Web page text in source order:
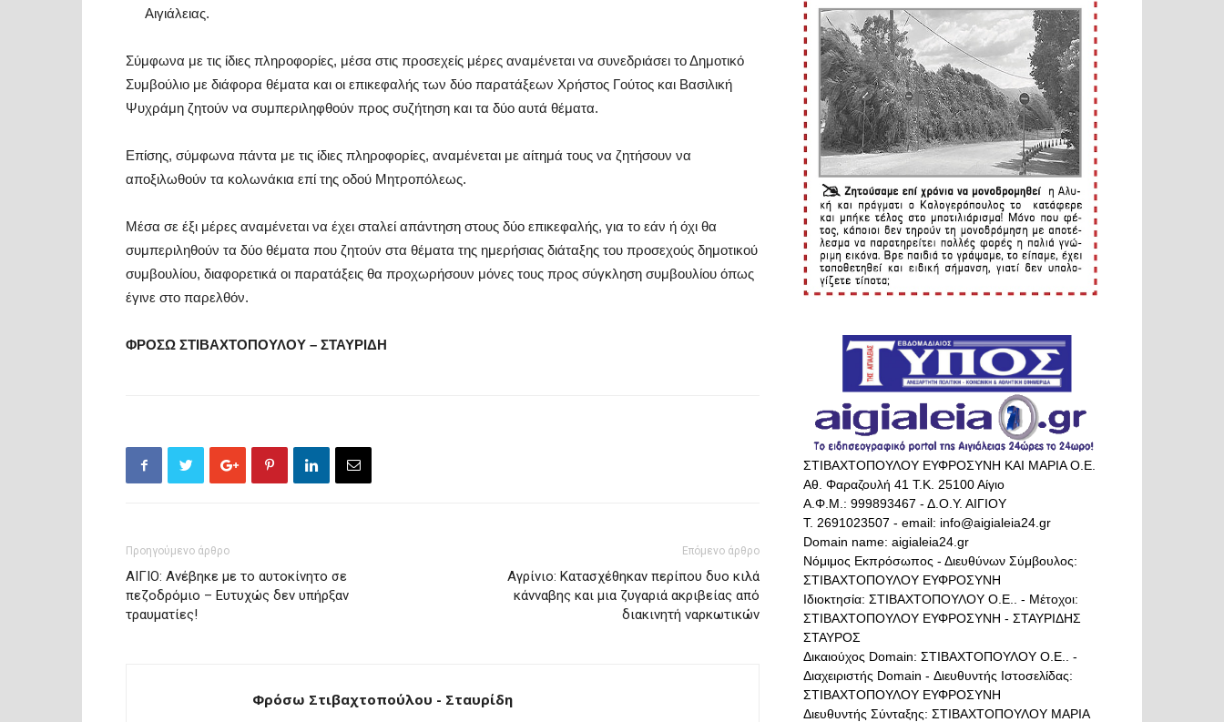
Αιγιάλειας.
Σύμφωνα με τις ίδιες πληροφορίες, μέσα στις προσεχείς μέρες αναμένεται να συνεδριάσει το Δημοτικό
Συμβούλιο με διάφορα θέματα και οι επικεφαλής των δύο παρατάξεων Χρήστος Γούτος και Βασιλική
Ψυχράμη ζητούν να συμπεριληφθούν προς συζήτηση και τα δύο αυτά θέματα.
Επίσης, σύμφωνα πάντα με τις ίδιες πληροφορίες, αναμένεται με αίτημά τους να ζητήσουν να
αποξιλωθούν τα κολωνάκια επί της οδού Μητροπόλεως.
Μέσα σε έξι μέρες αναμένεται να έχει σταλεί απάντηση στους δύο επικεφαλής, για το εάν ή όχι θα
συμπεριληθούν τα δύο θέματα που ζητούν στα θέματα της ημερήσιας διάταξης του προσεχούς δημοτικού
συμβουλίου, διαφορετικά οι παρατάξεις θα προχωρήσουν μόνες τους προς σύγκληση συμβουλίου όπως
έγινε στο παρελθόν.
ΦΡΟΣΩ ΣΤΙΒΑΧΤΟΠΟΥΛΟΥ – ΣΤΑΥΡΙΔΗ
Προηγούμενο άρθρο
ΑΙΓΙΟ: Ανέβηκε με το αυτοκίνητο σε
πεζοδρόμιο – Ευτυχώς δεν υπήρξαν
τραυματίες!
Επόμενο άρθρο
Αγρίνιο: Κατασχέθηκαν περίπου δυο κιλά
κάνναβης και μια ζυγαριά ακριβείας από
διακινητή ναρκωτικών
Φρόσω Στιβαχτοπούλου - Σταυρίδη
ΣΤΙΒΑΧΤΟΠΟΥΛΟΥ ΕΥΦΡΟΣΥΝΗ ΚΑΙ ΜΑΡΙΑ Ο.Ε.
Αθ. Φαραζουλή 41 Τ.Κ. 25100 Αίγιο
Α.Φ.Μ.: 999893467 - Δ.Ο.Υ. ΑΙΓΙΟΥ
Τ. 2691023507 - email: info@aigialeia24.gr
Domain name: aigialeia24.gr
Νόμιμος Εκπρόσωπος - Διευθύνων Σύμβουλος:
ΣΤΙΒΑΧΤΟΠΟΥΛΟΥ ΕΥΦΡΟΣΥΝΗ
Ιδιοκτησία: ΣΤΙΒΑΧΤΟΠΟΥΛΟΥ Ο.Ε.. - Μέτοχοι:
ΣΤΙΒΑΧΤΟΠΟΥΛΟΥ ΕΥΦΡΟΣΥΝΗ - ΣΤΑΥΡΙΔΗΣ
ΣΤΑΥΡΟΣ
Δικαιούχος Domain: ΣΤΙΒΑΧΤΟΠΟΥΛΟΥ Ο.Ε.. -
Διαχειριστής Domain - Διευθυντής Ιστοσελίδας:
ΣΤΙΒΑΧΤΟΠΟΥΛΟΥ ΕΥΦΡΟΣΥΝΗ
Διευθυντής Σύνταξης: ΣΤΙΒΑΧΤΟΠΟΥΛΟΥ ΜΑΡΙΑ